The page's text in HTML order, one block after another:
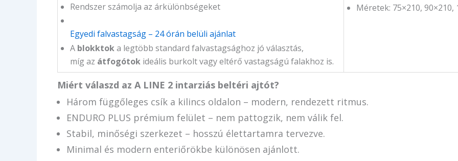
Rendszer számolja az árkülönbségeket
Egyedi falvastagság – 24 órán belüli ajánlat
A blokktoka legtöbb standard falvastagsághoz jó választás,
míg az átfogótok ideális burkolt vagy eltérő vastagságú falakhoz is.
Méretek: 75×210, 90×210,
Miért válaszd az A LINE 2 intarziás beltéri ajtót?
Három függőleges csík a kilincs oldalon – modern, rendezett ritmus.
ENDURO PLUS prémium felület – nem pattogzik, nem válik fel.
Stabil, minőségi szerkezet – hosszú élettartamra tervezve.
Minimal és modern enteriőrökbe különösen ajánlott.